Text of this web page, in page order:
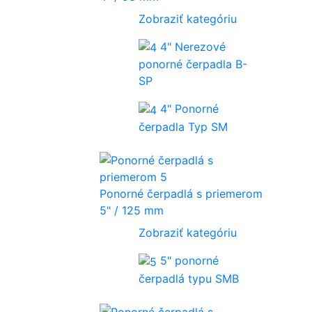
Zobraziť kategóriu
4" Nerezové
ponorné čerpadla B-
SP
4" Ponorné
čerpadla Typ SM
Ponorné čerpadlá s priemerom
5" / 125 mm
Zobraziť kategóriu
5" ponorné
čerpadlá typu SMB